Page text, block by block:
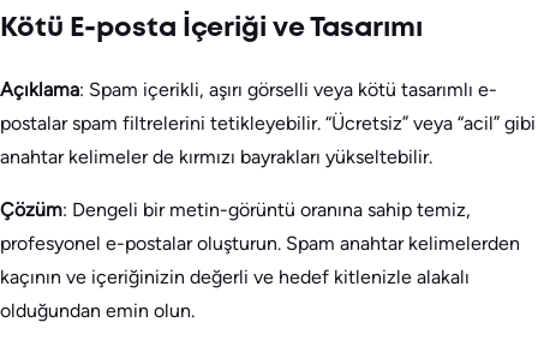
Kötü E-posta İçeriği ve Tasarımı
Açıklama: Spam içerikli, aşırı görselli veya kötü tasarımlı e-
postalar spam filtrelerini tetikleyebilir. “Ücretsiz” veya “acil” gibi
anahtar kelimeler de kırmızı bayrakları yükseltebilir.
Çözüm: Dengeli bir metin-görüntü oranına sahip temiz,
profesyonel e-postalar oluşturun. Spam anahtar kelimelerden
kaçının ve içeriğinizin değerli ve hedef kitlenizle alakalı
olduğundan emin olun.